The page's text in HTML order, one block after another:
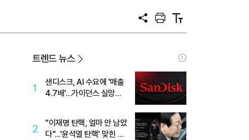
공
프
트
텍
트
트렌드 뉴스
1
샌디스크, AI 수요에 '매출
4.7배'…가이던스 실망에
2
"이재명 탄핵, 얼마 안 남았
다"...'윤석열 탄핵' 맞힌 무